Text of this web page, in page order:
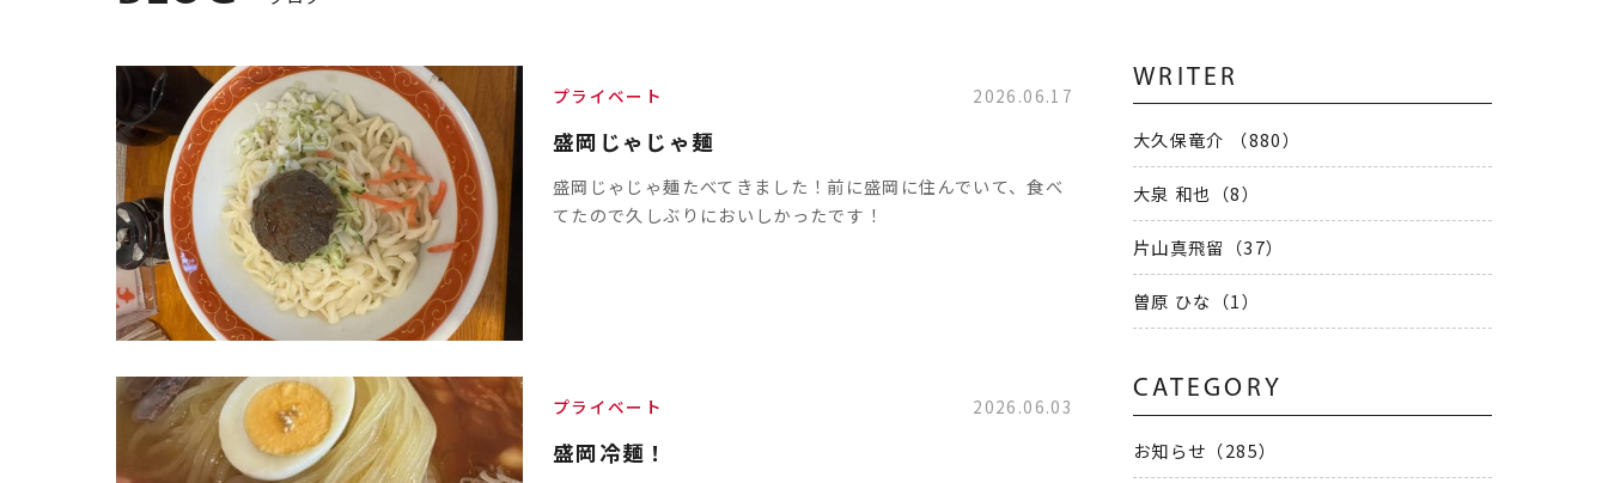
プライベート 2026.06.17
盛岡じゃじゃ麺
盛岡じゃじゃ麺たべてきました！前に盛岡に住んでいて、食べ
てたので久しぶりにおいしかったです！
プライベート 2026.06.03
盛岡冷麺！
WRITER
大久保竜介 （880）
大泉 和也（8）
片山真飛留（37）
曽原 ひな（1）
CATEGORY
お知らせ（285）